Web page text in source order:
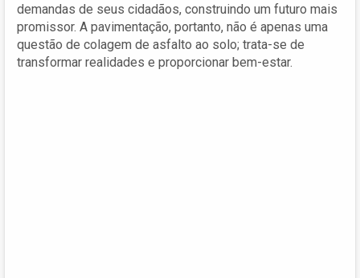
demandas de seus cidadãos, construindo um futuro mais
promissor. A pavimentação, portanto, não é apenas uma
questão de colagem de asfalto ao solo; trata-se de
transformar realidades e proporcionar bem-estar.